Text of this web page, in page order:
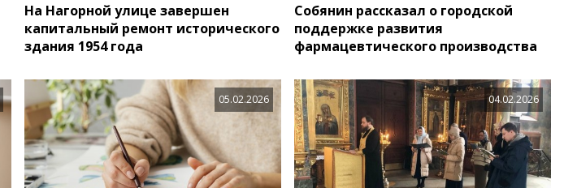
На Нагорной улице завершен
капитальный ремонт исторического
здания 1954 года
Собянин рассказал о городской
поддержке развития
фармацевтического производства
05.02.2026 04.02.2026